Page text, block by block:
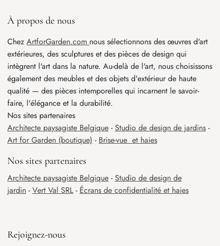
À propos de nous
Chez ArtforGarden.com nous sélectionnons des œuvres d'art
extérieures, des sculptures et des pièces de design qui
intègrent l'art dans la nature. Au-delà de l'art, nous choisissons
également des meubles et des objets d'extérieur de haute
qualité — des pièces intemporelles qui incarnent le savoir-
faire, l'élégance et la durabilité.
Nos sites partenaires
Architecte paysagiste Belgique -Studio de design de jardins -
Art for Garden (boutique) - Brise-vue et haies
Nos sites partenaires
Architecte paysagiste Belgique -Studio de design de
jardin -Vert Val SRL - Écrans de confidentialité et haies
Rejoignez-nous